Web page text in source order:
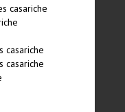
casariche
casariche
casariche